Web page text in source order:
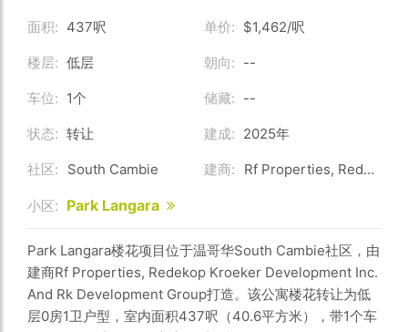
面积: 437呎 单价: $1,462/呎
楼层: 低层 朝向: --
车位: 1个 储藏: --
状态: 转让 建成: 2025年
社区: South Cambie 建商: Rf Properties, Redekop Kroeker Development Inc. And Rk Development Group
小区: Park Langara
Park Langara楼花项目位于温哥华South Cambie社区，由
建商Rf Properties, Redekop Kroeker Development Inc.
And Rk Development Group打造。该公寓楼花转让为低
层0房1卫户型，室内面积437呎（40.6平方米），带1个车